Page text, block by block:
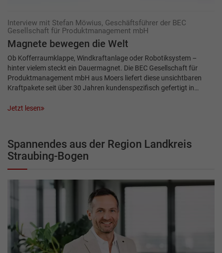
Interview mit Stefan Möwius, Geschäftsführer der BEC
Gesellschaft für ­Produktmanagement mbH
Magnete bewegen die Welt
Ob Kofferraumklappe, Windkraftanlage oder Robotiksystem –
hinter vielem steckt ein Dauermagnet. Die BEC Gesellschaft für
Produktmanagement mbH aus Moers liefert diese unsichtbaren
Kraftpakete seit über 30 Jahren kundenspezifisch gefertigt in…
Jetzt lesen
Spannendes aus der Region Landkreis
Straubing-Bogen